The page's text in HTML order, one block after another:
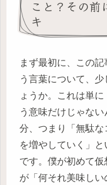
こと？その前
キ
まず最初に、この
う言葉について、
ょうか。これは単
う意味だけじゃな
分、つまり「無駄
を増やしていく」
です。僕が初めて
が「何それ美味し